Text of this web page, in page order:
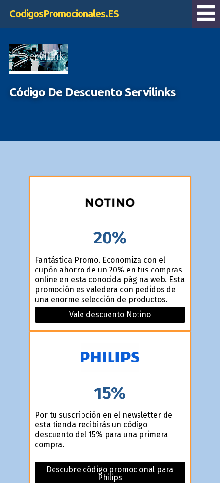
CodigosPromocionales.ES
Código De Descuento Servilinks
20%
Fantástica Promo. Economiza con el
cupón ahorro de un 20% en tus compras
online en esta conocida página web. Esta
promoción es valedera con pedidos de
una enorme selección de productos.
Vale descuento Notino
15%
Por tu suscripción en el newsletter de
esta tienda recibirás un código
descuento del 15% para una primera
compra.
Descubre código promocional para
Philips